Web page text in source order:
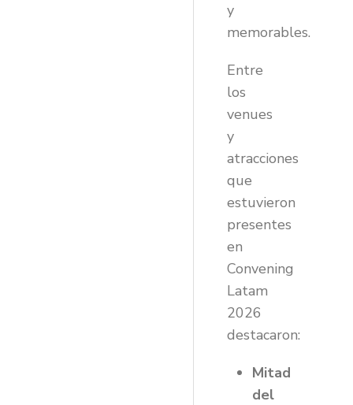
y
memorables.
Entre
los
venues
y
atracciones
que
estuvieron
presentes
en
Convening
Latam
2026
destacaron:
Mitad
del